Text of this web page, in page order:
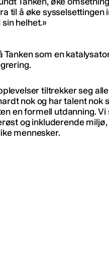
til å øke sysselsettingen
helhet.
som en
tiltrekker seg
nok og har talent nok
en formell utdanning. Vi
og inkluderende
mennesker.